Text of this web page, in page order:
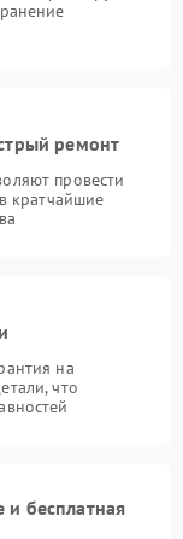
ремонт
провести
кратчайшие
на
что
и бесплатная